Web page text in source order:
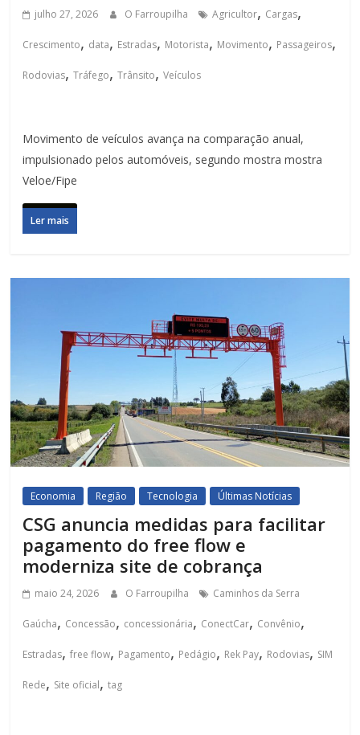
julho 27, 2026 O Farroupilha Agricultor, Cargas,
Crescimento, data, Estradas, Motorista, Movimento, Passageiros,
Rodovias,Tráfego,Trânsito,Veículos
Movimento de veículos avança na comparação anual,
impulsionado pelos automóveis, segundo mostra mostra
Veloe/Fipe
Ler mais
Economia Região Tecnologia Últimas Notícias
CSG anuncia medidas para facilitar
pagamento do free flow e
moderniza site de cobrança
maio 24, 2026 O Farroupilha Caminhos da Serra
Gaúcha, Concessão, concessionária, ConectCar, Convênio,
Estradas,free flow, Pagamento, Pedágio, Rek Pay, Rodovias, SIM
Rede, Site oficial,tag